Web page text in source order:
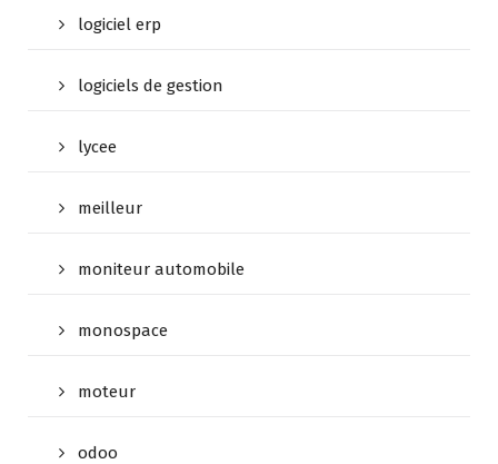
logiciel erp
logiciels de gestion
lycee
meilleur
moniteur automobile
monospace
moteur
odoo